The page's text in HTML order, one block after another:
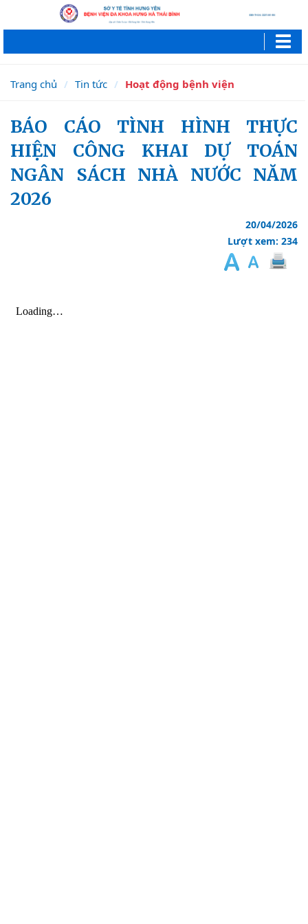
Trang chủ Tin tức Hoạt động bệnh viện
BÁO CÁO TÌNH HÌNH THỰC
HIỆN CÔNG KHAI DỰ TOÁN
NGÂN SÁCH NHÀ NƯỚC NĂM
2026
20/04/2026
Lượt xem: 234